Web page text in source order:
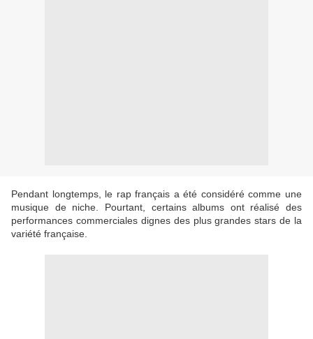
Pendant longtemps, le rap français a été considéré comme une
musique de niche. Pourtant, certains albums ont réalisé des
performances commerciales dignes des plus grandes stars de la
variété française.